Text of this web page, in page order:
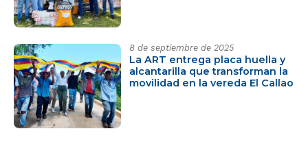
8 de septiembre de 2025
La ART entrega placa huella y
alcantarilla que transforman la
movilidad en la vereda El Callao